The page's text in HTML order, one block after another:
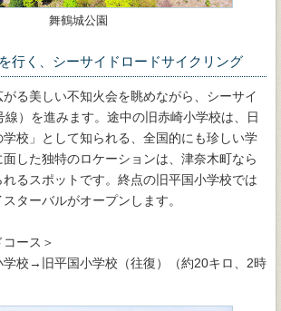
舞鶴城公園
行く、シーサイドロードサイクリング
る美しい不知火会を眺めながら、シーサイ
線）を進みます。途中の旧赤崎小学校は、日
校」として知られる、全国的にも珍しい学
した独特のロケーションは、津奈木町なら
るスポットです。終点の旧平国小学校では
ターバルがオープンします。
ース＞
校→旧平国小学校（往復）（約20キロ、2時